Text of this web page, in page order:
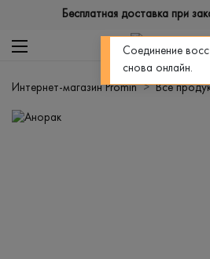
Бесплатная доставка при
Интернет-магазин Promin Все
Соединение
снова онлайн.